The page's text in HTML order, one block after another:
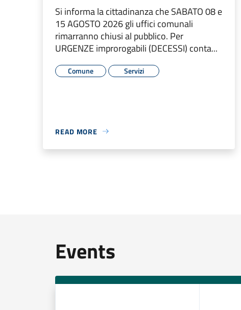
Si informa la cittadinanza che SABATO 08 e
15 AGOSTO 2026 gli uffici comunali
rimarranno chiusi al pubblico. Per
URGENZE improrogabili (DECESSI) conta...
Comune Servizi
READ MORE
Events